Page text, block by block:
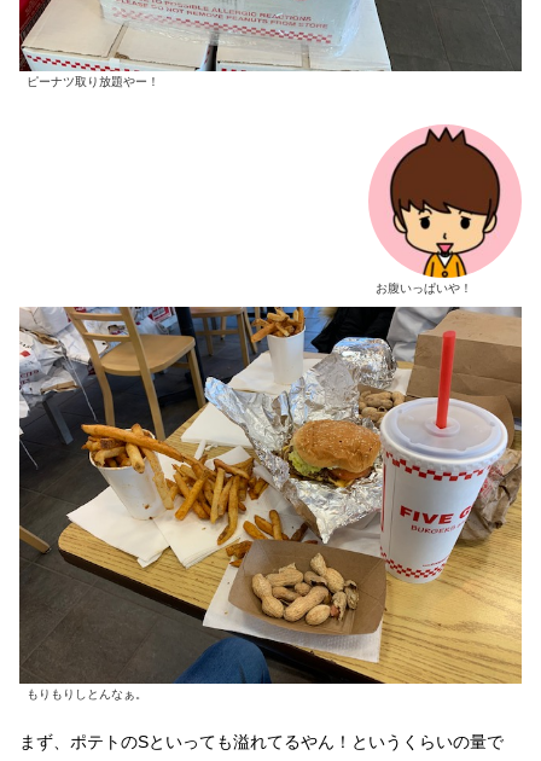
ピーナツ取り放題やー！
お腹いっぱいや！
もりもりしとんなぁ。
まず、ポテトのSといっても溢れてるやん！というくらいの量で